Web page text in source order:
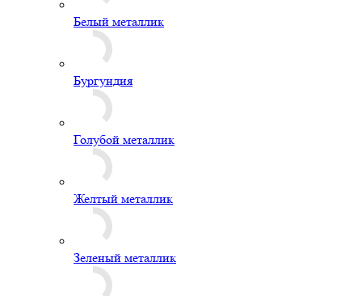
Золотой металлик
Оранжевый металлик
Розовое золото
Серый пастель